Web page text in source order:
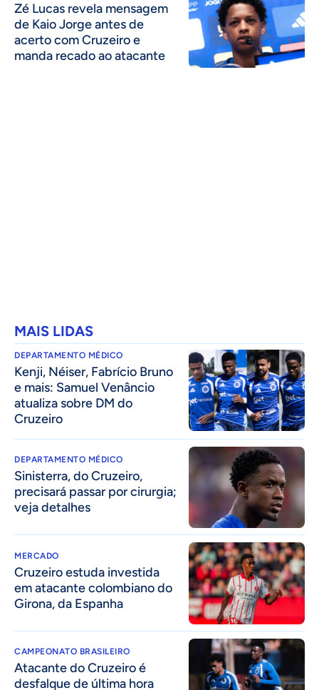
Zé Lucas revela mensagem
de Kaio Jorge antes de
acerto com Cruzeiro e
manda recado ao atacante
MAIS LIDAS
DEPARTAMENTO MÉDICO
Kenji, Néiser, Fabrício Bruno
e mais: Samuel Venâncio
atualiza sobre DM do
Cruzeiro
DEPARTAMENTO MÉDICO
Sinisterra, do Cruzeiro,
precisará passar por cirurgia;
veja detalhes
MERCADO
Cruzeiro estuda investida
em atacante colombiano do
Girona, da Espanha
CAMPEONATO BRASILEIRO
Atacante do Cruzeiro é
desfalque de última hora